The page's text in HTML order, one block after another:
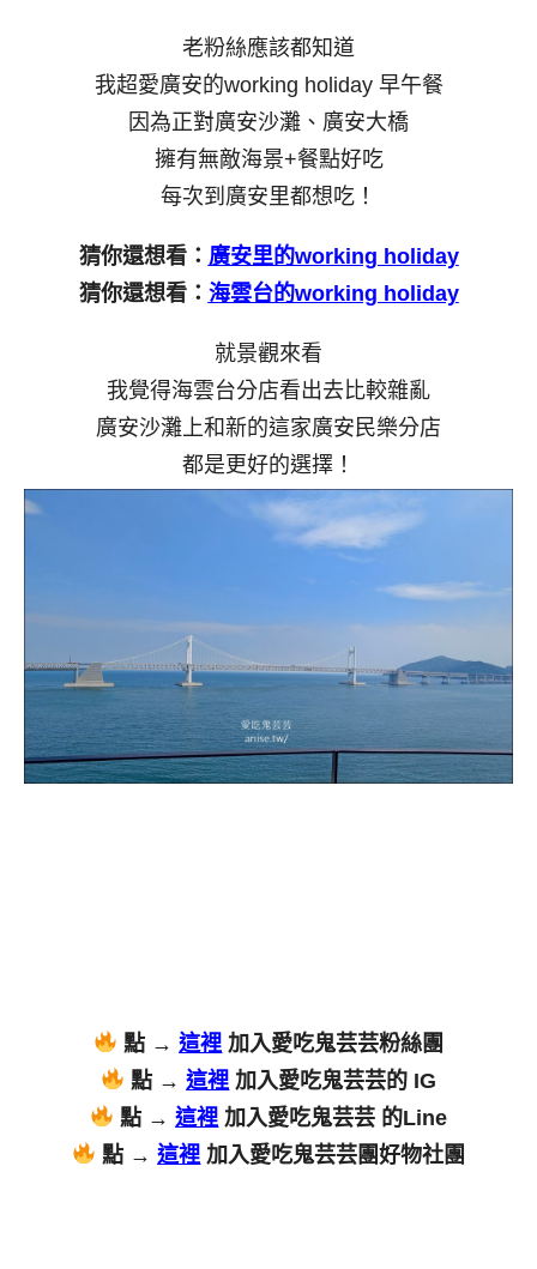
老粉絲應該都知道
我超愛廣安的working holiday 早午餐
因為正對廣安沙灘、廣安大橋
擁有無敵海景+餐點好吃
每次到廣安里都想吃！
猜你還想看： 廣安里的working holiday
猜你還想看： 海雲台的working holiday
就景觀來看
我覺得海雲台分店看出去比較雜亂
廣安沙灘上和新的這家廣安民樂分店
都是更好的選擇！
點 → 這裡 加入愛吃鬼芸芸粉絲團
點 →這裡 加入愛吃鬼芸芸的 IG
點 →這裡 加入愛吃鬼芸芸 的Line
點 → 這裡 加入愛吃鬼芸芸團好物社團